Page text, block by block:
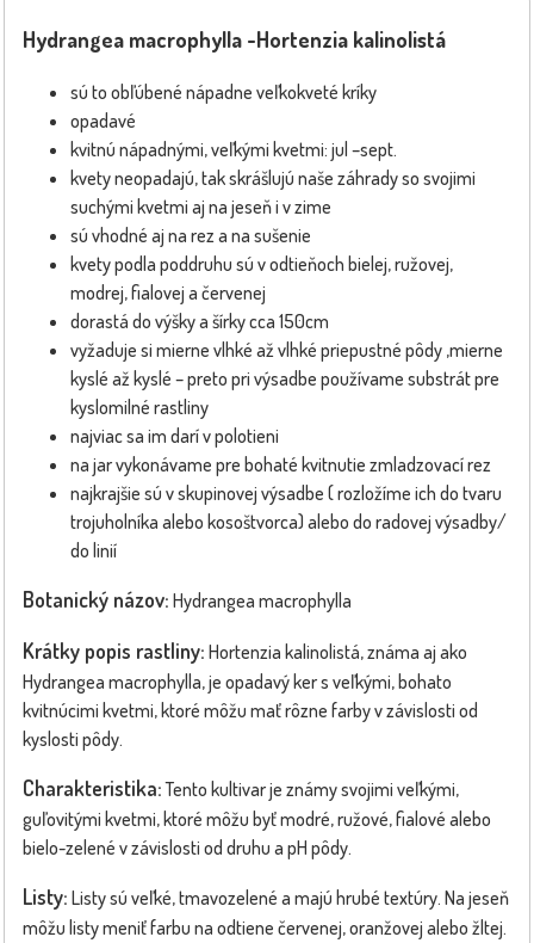
Hydrangea macrophylla -Hortenzia kalinolistá
sú to obľúbené nápadne veľkokveté kríky
opadavé
kvitnú nápadnými, veľkými kvetmi: jul –sept.
kvety neopadajú, tak skrášlujú naše záhrady so svojimi
suchými kvetmi aj na jeseň i v zime
sú vhodné aj na rez a na sušenie
kvety podla poddruhu sú v odtieňoch bielej, ružovej,
modrej, fialovej a červenej
dorastá do výšky a šírky cca 150cm
vyžaduje si mierne vlhké až vlhké priepustné pôdy ,mierne
kyslé až kyslé – preto pri výsadbe používame substrát pre
kyslomilné rastliny
najviac sa im darí v polotieni
na jar vykonávame pre bohaté kvitnutie zmladzovací rez
najkrajšie sú v skupinovej výsadbe ( rozložíme ich do tvaru
trojuholníka alebo kosoštvorca) alebo do radovej výsadby/
do linií
Botanický názov: Hydrangea macrophylla
Krátky popis rastliny: Hortenzia kalinolistá, známa aj ako
Hydrangea macrophylla, je opadavý ker s veľkými, bohato
kvitnúcimi kvetmi, ktoré môžu mať rôzne farby v závislosti od
kyslosti pôdy.
Charakteristika:Tento kultivar je známy svojimi veľkými,
guľovitými kvetmi, ktoré môžu byť modré, ružové, fialové alebo
bielo-zelené v závislosti od druhu a pH pôdy.
Listy: Listy sú veľké, tmavozelené a majú hrubé textúry. Na jeseň
môžu listy meniť farbu na odtiene červenej, oranžovej alebo žltej.